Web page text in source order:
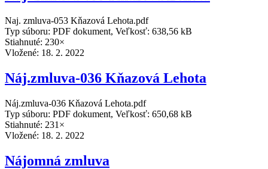
Naj. zmluva-053 Kňazová Lehota.pdf
Typ súboru: PDF dokument, Veľkosť: 638,56 kB
Stiahnuté: 230×
Vložené: 18. 2. 2022
Náj.zmluva-036 Kňazová Lehota
Náj.zmluva-036 Kňazová Lehota.pdf
Typ súboru: PDF dokument, Veľkosť: 650,68 kB
Stiahnuté: 231×
Vložené: 18. 2. 2022
Nájomná zmluva